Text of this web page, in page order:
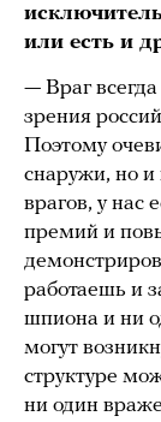
или есть и
— Враг
зрения
Поэтому
снаружи, но и
врагов, у нас
премий и
работаешь и
шпиона и ни
могут
структуре
ни один